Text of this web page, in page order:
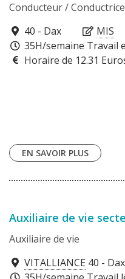
Conducteur /
40100
40 - Dax
MIS
35H/semaine Travail
Horaire de 12.31
EN SAVOIR PLUS
Auxiliaire de vie
Auxiliaire de vie
VITALLIANCE 40100
40 - Dax